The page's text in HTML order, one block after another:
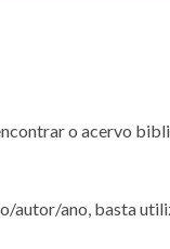
o acervo
autor/ano, basta